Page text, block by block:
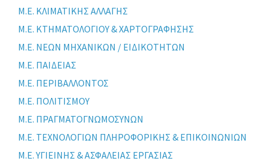
Μ.Ε. ΚΛΙΜΑΤΙΚΗΣ ΑΛΛΑΓΗΣ
Μ.Ε. ΚΤΗΜΑΤΟΛΟΓΙΟΥ & ΧΑΡΤΟΓΡΑΦΗΣΗΣ
Μ.Ε. ΝΕΩΝ ΜΗΧΑΝΙΚΩΝ / ΕΙΔΙΚΟΤΗΤΩΝ
Μ.Ε. ΠΑΙΔΕΙΑΣ
Μ.Ε. ΠΕΡΙΒΑΛΛΟΝΤΟΣ
Μ.Ε. ΠΟΛΙΤΙΣΜΟΥ
Μ.Ε. ΠΡΑΓΜΑΤΟΓΝΩΜΟΣΥΝΩΝ
Μ.Ε. ΤΕΧΝΟΛΟΓΙΩΝ ΠΛΗΡΟΦΟΡΙΚΗΣ & ΕΠΙΚΟΙΝΩΝΙΩΝ
Μ.Ε. ΥΓΙΕΙΝΗΣ & ΑΣΦΑΛΕΙΑΣ ΕΡΓΑΣΙΑΣ